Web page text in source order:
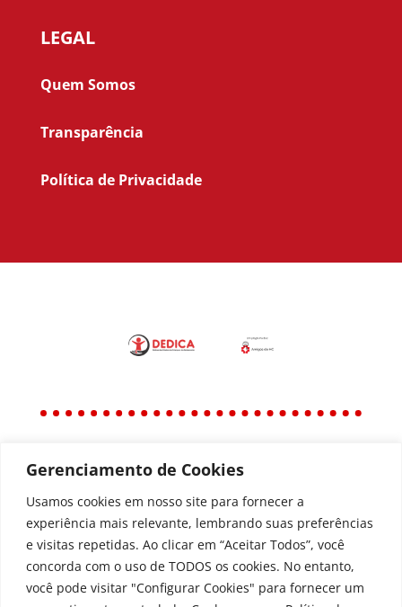
Gerenciamento de Cookies
Usamos cookies em nosso site para fornecer a
experiência mais relevante, lembrando suas preferências
e visitas repetidas. Ao clicar em “Aceitar Todos”, você
concorda com o uso de TODOS os cookies. No entanto,
você pode visitar "Configurar Cookies" para fornecer um
LEGAL
Quem Somos
Transparência
Política de Privacidade
Política
Política de Privacidade
Política de Acessibilidade
Todos os Direitos Reservados © | Associação dos